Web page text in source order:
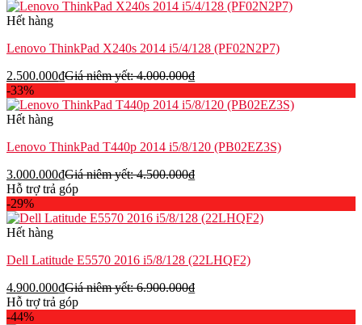
lượng
Hết hàng
Lenovo ThinkPad X240s 2014 i5/4/128 (PF02N2P7)
2.500.000₫Giá niêm yết:4.000.000₫
-33%
Hết hàng
Lenovo ThinkPad T440p 2014 i5/8/120 (PB02EZ3S)
3.000.000₫Giá niêm yết:4.500.000₫
Hỗ trợ trả góp
-29%
Hết hàng
Dell Latitude E5570 2016 i5/8/128 (22LHQF2)
4.900.000₫Giá niêm yết:6.900.000₫
Hỗ trợ trả góp
-44%